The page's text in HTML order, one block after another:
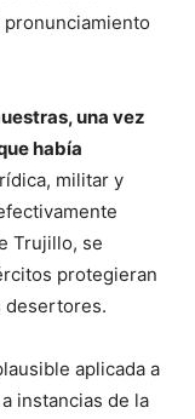
pronunciamiento
una vez
había
militar y
Trujillo, se
protegieran
desertores.
aplicada a
instancias de la